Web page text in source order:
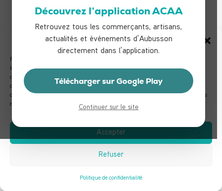
Gérer le consentement
Pour offrir les meilleures expériences, nous utilisons des technologies telles que
les cookies pour stocker et/ou accéder aux informations des appareils. Le fait de
consentir à ces technologies nous permettra de traiter des données telles que le
comportement de navigation ou les ID uniques sur ce site. Le fait de ne pas
consentir ou de retirer son consentement peut avoir un effet négatif sur certaines
caractéristiques et fonctions.
Accepter
Refuser
Politique de confidentialité
TOUS LES COMMERÇANTS & ARTISANS
Découvrez l’application ACAA
Retrouvez tous les commerçants, artisans,
actualités et événements d’Aubusson
directement dans l’application.
Télécharger sur Google Play
Continuer sur le site